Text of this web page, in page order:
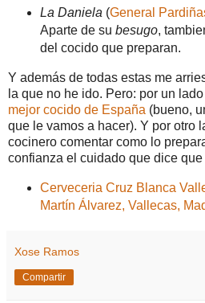
La Daniela (General
Aparte de su besugo,
del cocido que preparan.
Y además de todas estas me
la que no he ido. Pero: por un
mejor cocido de España (bueno,
que le vamos a hacer). Y por otro
cocinero comentar como lo
confianza el cuidado que dice
Cerveceria Cruz Blanca
Martín Álvarez, Vallecas,
Xose Ramos
Compartir